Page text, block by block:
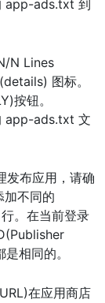
app-ads.txt 到
N Lines
(details) 图标。
按钮。
app-ads.txt 文
布应用，请确
不同的
行。在当前登录
相同的。
在应用商店